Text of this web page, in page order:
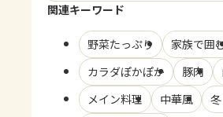
関連キーワード
野菜たっぷり 家族で囲
カラダぽかぽか
豚肉
メイン料理
中華風